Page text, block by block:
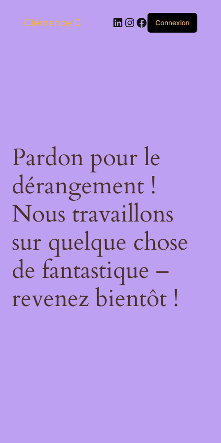
Clémence C LinkedIn
Instagram
Facebook
Connexion
Pardon pour le
dérangement !
Nous travaillons
sur quelque chose
de fantastique –
revenez bientôt !